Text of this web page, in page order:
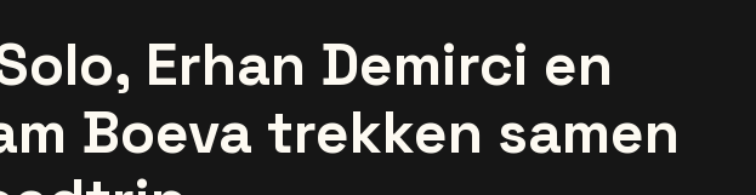
Erhan Demirci en
Boeva trekken samen